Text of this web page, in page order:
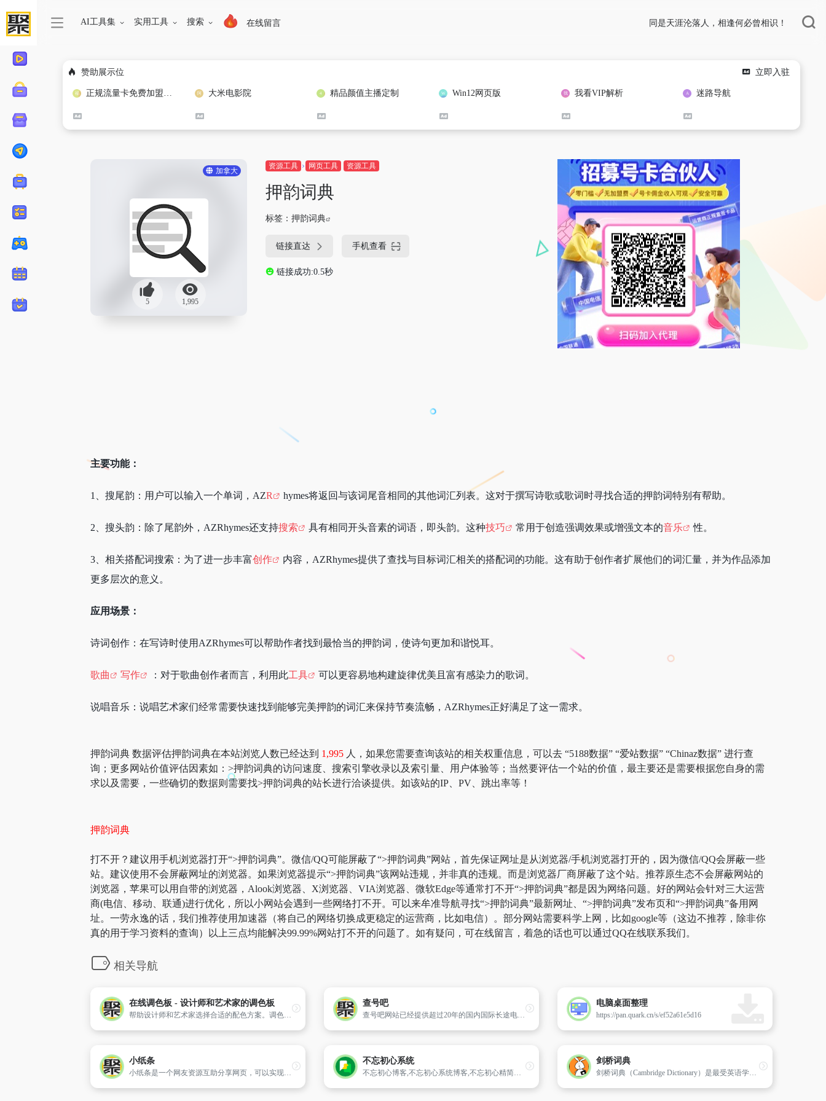
AI工具集 实用工具 搜索 在线留言 同是天涯沦落人，相逢何必曾相识！
赞助展示位 立即入驻
正规流量卡免费加盟合作 大米电影院 精品颜值主播定制 Win12网页版 我看VIP解析 迷路导航
加拿大
5 1,995
资源工具 网页工具 资源工具
押韵词典
标签： 押韵词典
链接直达 手机查看
链接成功:0.5秒
主要功能：
1、搜尾韵：用户可以输入一个单词，AZR hymes将返回与该词尾音相同的其他词汇列表。这对于撰写诗歌或歌词时寻找合适的押韵词特别有帮助。
2、搜头韵：除了尾韵外，AZRhymes还支持搜索 具有相同开头音素的词语，即头韵。这种技巧 常用于创造强调效果或增强文本的音乐 性。
3、相关搭配词搜索：为了进一步丰富创作
内容，AZRhymes提供了查找与目标词汇相关的搭配词的功能。这有助于创作者扩展他们的词汇量，并为作品添加
更多层次的意义。
应用场景：
诗词创作：在写诗时使用AZRhymes可以帮助作者找到最恰当的押韵词，使诗句更加和谐悦耳。
歌曲 写作 ：对于歌曲创作者而言，利用此工具 可以更容易地构建旋律优美且富有感染力的歌词。
说唱音乐：说唱艺术家们经常需要快速找到能够完美押韵的词汇来保持节奏流畅，AZRhymes正好满足了这一需求。
押韵词典 数据评估押韵词典在本站浏览人数已经达到 1,995 人，如果您需要查询该站的相关权重信息，可以去 “5188数据” “爱站数据” “Chinaz数据” 进行查
询；更多网站价值评估因素如：>押韵词典的访问速度、搜索引擎收录以及索引量、用户体验等；当然要评估一个站的价值，最主要还是需要根据您自身的需
求以及需要，一些确切的数据则需要找>押韵词典的站长进行洽谈提供。如该站的IP、PV、跳出率等！
押韵词典
打不开？建议用手机浏览器打开“>押韵词典”。微信/QQ可能屏蔽了“>押韵词典”网站，首先保证网址是从浏览器/手机浏览器打开的，因为微信/QQ会屏蔽一些
站。建议使用不会屏蔽网址的浏览器。如果浏览器提示“>押韵词典”该网站违规，并非真的违规。而是浏览器厂商屏蔽了这个站。推荐原生态不会屏蔽网站的
浏览器，苹果可以用自带的浏览器，Alook浏览器、X浏览器、VIA浏览器、微软Edge等通常打不开“>押韵词典”都是因为网络问题。好的网站会针对三大运营
商(电信、移动、联通)进行优化，所以小网站会遇到一些网络打不开。可以来牟准导航寻找“>押韵词典”最新网址、“>押韵词典”发布页和“>押韵词典”备用网
址。一劳永逸的话，我们推荐使用加速器（将自己的网络切换成更稳定的运营商，比如电信）。部分网站需要科学上网，比如google等（这边不推荐，除非你
真的用于学习资料的查询）以上三点均能解决99.99%网站打不开的问题了。如有疑问，可在线留言，着急的话也可以通过QQ在线联系我们。
相关导航
在线调色板 - 设计师和艺术家的调色板
帮助设计师和艺术家选择合适的配色方案。调色板、渐变色、多色调色板及颜色计算器
查号吧
查号吧网站已经提供超过20年的国内国际长途电话区号、手机归属地查询、骗子号码曝光、固定电话号码库等服务，具有多语言版本、可适配智能手机、平板电脑以及app版本和微信小程序，是您查询电话区号、手机归属、特殊号码的方便、可靠帮手！
电脑桌面整理
https://pan.quark.cn/s/ef52a61e5d16
小纸条
小纸条是一个网友资源互助分享网页，可以实现免注册登陆即可获取资源！立志于提供全网最全面的资源整合；网站内容来源于网友投稿，仅只适用于学习和交流测试
不忘初心系统
不忘初心博客,不忘初心系统博客,不忘初心精简版,不忘初心系统官网,不忘初心精简版系统
剑桥词典
剑桥词典（Cambridge Dictionary）是最受英语学习者欢迎的词典和翻译网站。